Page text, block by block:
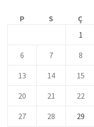
P
S Ç
1
6 7 8
13 14 15
20 21 22
27 28 29